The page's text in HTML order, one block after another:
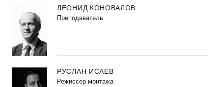
ЛЕОНИД КОНОВАЛОВ
Преподаватель
РУСЛАН ИСАЕВ
Режиссер монтажа